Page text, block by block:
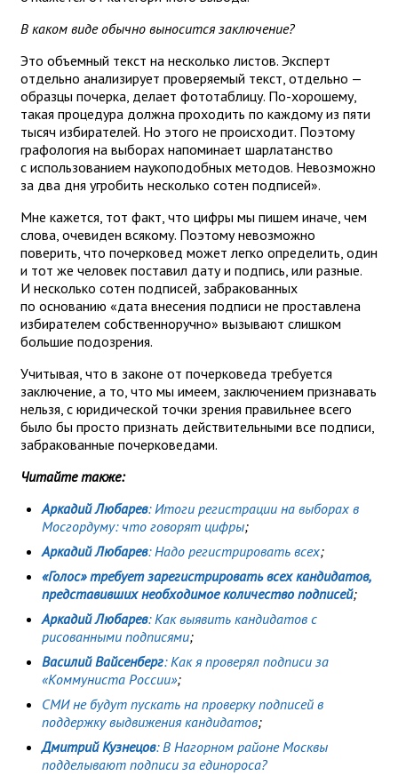
В каком виде обычно выносится заключение?
Это объемный текст на несколько листов. Эксперт
отдельно анализирует проверяемый текст, отдельно —
образцы почерка, делает фототаблицу. По-хорошему,
такая процедура должна проходить по каждому из пяти
тысяч избирателей. Но этого не происходит. Поэтому
графология на выборах напоминает шарлатанство
с использованием наукоподобных методов. Невозможно
за два дня угробить несколько сотен подписей».
Мне кажется, тот факт, что цифры мы пишем иначе, чем
слова, очевиден всякому. Поэтому невозможно
поверить, что почерковед может легко определить, один
и тот же человек поставил дату и подпись, или разные.
И несколько сотен подписей, забракованных
по основанию «дата внесения подписи не проставлена
избирателем собственноручно» вызывают слишком
большие подозрения.
Учитывая, что в законе от почерковеда требуется
заключение, а то, что мы имеем, заключением признавать
нельзя, с юридической точки зрения правильнее всего
было бы просто признать действительными все подписи,
забракованные почерковедами.
Читайте также:
Аркадий Любарев: Итоги регистрации на выборах в
Мосгордуму: что говорят цифры;
Аркадий Любарев: Надо регистрировать всех;
«Голос» требует зарегистрировать всех кандидатов,
представивших необходимое количество подписей;
Аркадий Любарев: Как выявить кандидатов с
рисованными подписями;
Василий Вайсенберг: Как я проверял подписи за
«Коммуниста России»;
СМИ не будут пускать на проверку подписей в
поддержку выдвижения кандидатов;
Дмитрий Кузнецов: В Нагорном районе Москвы
подделывают подписи за единороса?